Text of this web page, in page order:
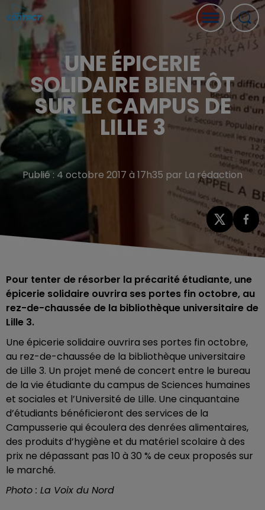
UNE ÉPICERIE
SOLIDAIRE BIENTÔT
SUR LE CAMPUS DE
LILLE 3
Publié : 4 octobre 2017 à 17h35 par La rédaction
Pour tenter de résorber la précarité étudiante, une
épicerie solidaire ouvrira ses portes fin octobre, au
rez-de-chaussée de la bibliothèque universitaire de
Lille 3.
Une épicerie solidaire ouvrira ses portes fin octobre,
au rez-de-chaussée de la bibliothèque universitaire
de Lille 3. Un projet mené de concert entre le bureau
de la vie étudiante du campus de Sciences humaines
et sociales et l’Université de Lille. Une cinquantaine
d’étudiants bénéficieront des services de la
Campusserie qui écoulera des denrées alimentaires,
des produits d’hygiène et du matériel scolaire à des
prix ne dépassant pas 10 à 30 % de ceux proposés sur
le marché.
Photo : La Voix du Nord